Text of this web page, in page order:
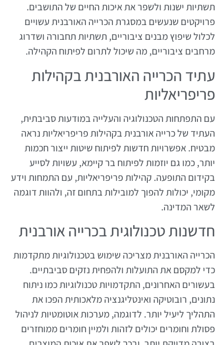
תשתיות ישנות ולשפר את איכות החיים של התושבים.
פרויקטים שנעשים במסגרת הכרייה האורבנית עשויים
לכלול שיפוץ מבנים ציבוריים, תשתיות תחבורה ושדרוג
מרחבים ציבוריים, מה שיכול לתרום לפיתוח הקהילה.
עתיד הכרייה האורבנית בקהילות
פריפריאליות
עם התפתחות הטכנולוגיה והעלייה במודעות סביבתית,
העתיד של כרייה אורבנית בקהילות פריפריאליות נראה
מבטיח. אפשרויות חדשות לפיתוח שיטות ייצור חכמות
יותר, כמו גם יוזמות לפיתוח בר קיימא, עשויות לסייע
בקידום התופעה. קהילות פריפריאליות, עם התמחות וידע
מקומי, יכולות להפוך למובילות בתחום זה, ולהוות דוגמה
לשאר המדינה.
חדשנות טכנולוגית בכרייה אורבנית
הכרייה האורבנית מצריכה שימוש בטכנולוגיות מתקדמות
כדי למקסם את התועלות ולהפחית נזקים סביבתיים.
בעשורים האחרונים, התקדמויות טכנולוגיות כמו ניתוח
נתונים, רובוטיקה ואינטליגנציה מלאכותית הפכו את
התהליך ליעיל יותר. לדוגמה, מערכות אוטומטיות לניהול
פסולת וחומרים יכולים לזהות ולמיין חומרים ממוחזרים